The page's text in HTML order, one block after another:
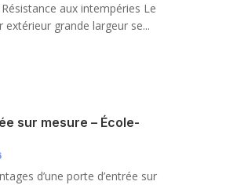
aux intempéries Le
extérieur grande largeur se...
sur mesure – École-
d’une porte d’entrée sur